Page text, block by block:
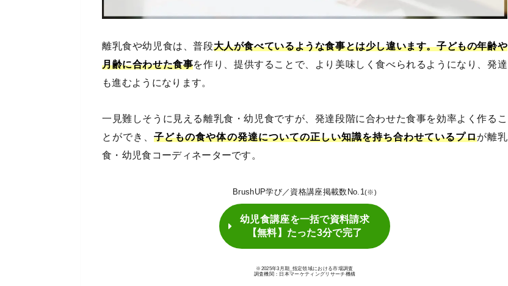
離乳食や幼児食は、普段大人が食べているような食事とは少し違います。子どもの年齢や
月齢に合わせた食事を作り、提供することで、より美味しく食べられるようになり、発達
も進むようになります。
一見難しそうに見える離乳食・幼児食ですが、発達段階に合わせた食事を効率よく作るこ
とができ、子どもの食や体の発達についての正しい知識を持ち合わせているプロが離乳
食・幼児食コーディネーターです。
BrushUP学び／資格講座掲載数No.1(※)
幼児食講座を一括で資料請求
【無料】たった3分で完了
※2025年3月期_指定領域における市場調査
調査機関：日本マーケティングリサーチ機構